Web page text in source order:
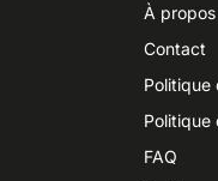
À
Contact
Politique
Politique
FAQ